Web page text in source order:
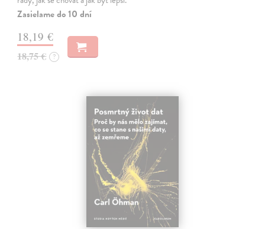
Zasielame do 10 dní
18,19 €
18,75 € ?